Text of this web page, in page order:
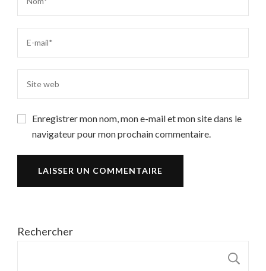
Enregistrer mon nom, mon e-mail et mon site dans le
navigateur pour mon prochain commentaire.
Rechercher